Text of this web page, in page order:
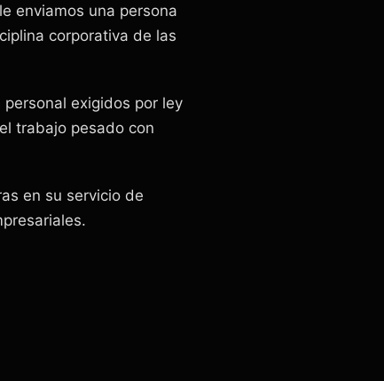
enviamos una persona
corporativa de las
exigidos por ley
trabajo pesado con
en su servicio de